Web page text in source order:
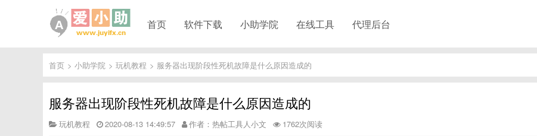
首页 软件下载 小助学院 在线工具 代理后台
首页 > 小助学院 > 玩机教程 > 服务器出现阶段性死机故障是什么原因造成的
服务器出现阶段性死机故障是什么原因造成的
玩机教程 2020-08-13 14:49:57 作者：热帖工具人小文 1762次阅读